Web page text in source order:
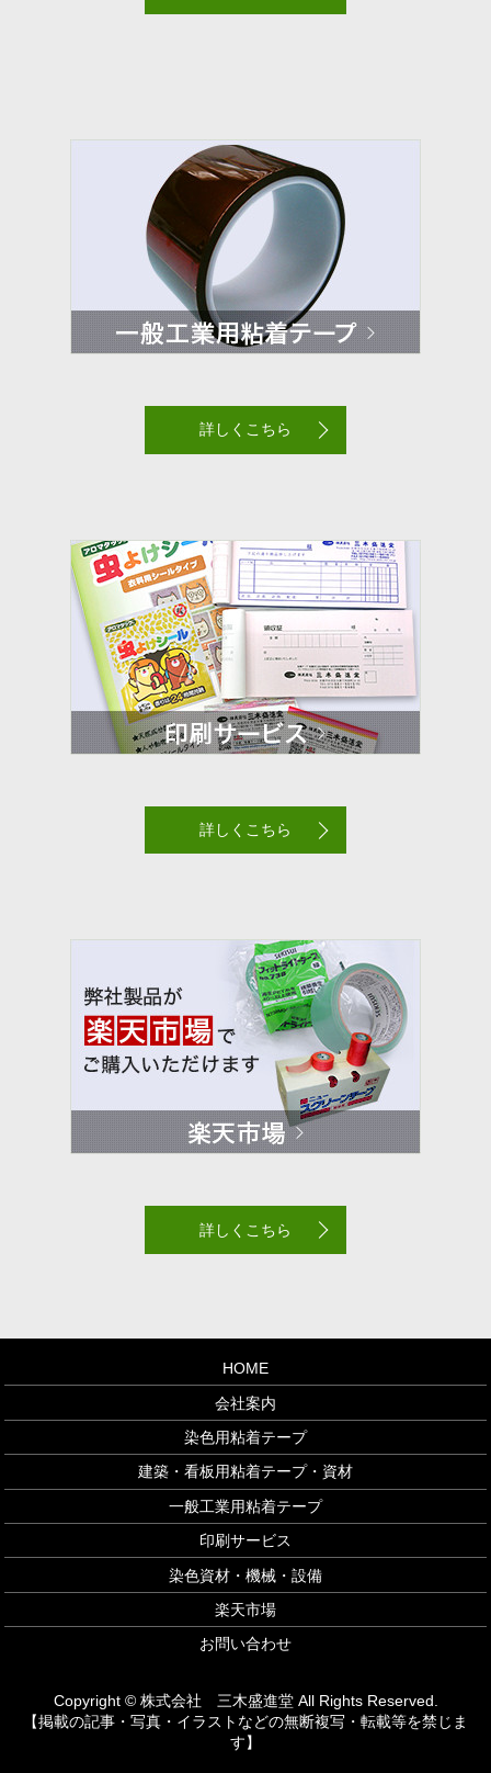
詳しくこちら
詳しくこちら
詳しくこちら
HOME
会社案内
染色用粘着テープ
建築・看板用粘着テープ・資材
一般工業用粘着テープ
印刷サービス
染色資材・機械・設備
楽天市場
お問い合わせ
Copyright © 株式会社 三木盛進堂 All Rights Reserved.
【掲載の記事・写真・イラストなどの無断複写・転載等を禁じま
す】